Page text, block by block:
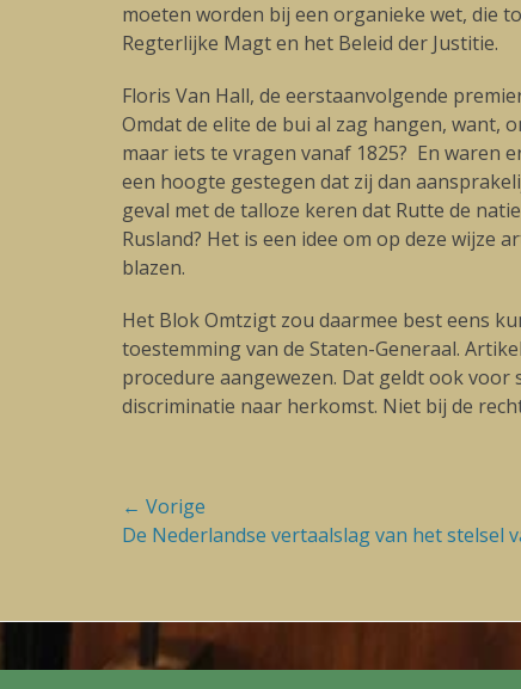
moeten worden bij een organieke wet, die
Regterlijke Magt en het Beleid der Justitie.
Floris Van Hall, de eerstaanvolgende
Omdat de elite de bui al zag hangen, want,
maar iets te vragen vanaf 1825? En
een hoogte gestegen dat zij dan
geval met de talloze keren dat Rutte de
Rusland? Het is een idee om op deze wijze
blazen.
Het Blok Omtzigt zou daarmee best eens
toestemming van de Staten-Generaal.
procedure aangewezen. Dat geldt ook
discriminatie naar herkomst. Niet bij de
Bericht
navigatie
← Vorige
Vorige
De Nederlandse vertaalslag van het stelsel